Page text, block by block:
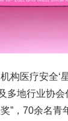
构医疗安全‘
多地行业协会
”，70余名青